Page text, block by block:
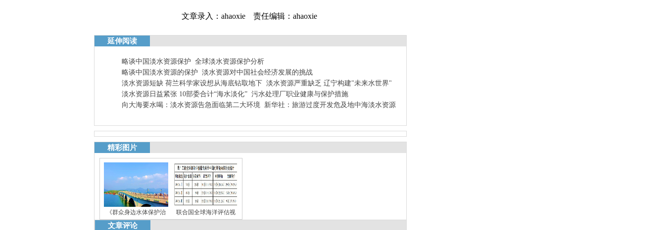
文章录入：ahaoxie 责任编辑：ahaoxie
延伸阅读
略谈中国淡水资源保护 全球淡水资源保护分析
略谈中国淡水资源的保护 淡水资源对中国社会经济发展的挑战
淡水资源短缺 荷兰科学家设想从海底钻取地下 淡水资源严重缺乏 辽宁构建"未来水世界"
淡水资源日益紧张 10部委合计“海水淡化” 污水处理厂职业健康与保护措施
向大海要水喝：淡水资源告急面临第二大环境 新华社：旅游过度开发危及地中海淡水资源
精彩图片
《群众身边水体保护治 联合国全球海洋评估视
文章评论